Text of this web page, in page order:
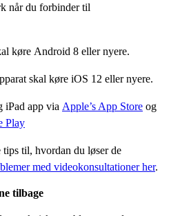
når du forbinder til
køre Android 8 eller nyere.
skal køre iOS 12 eller nyere.
iPad app via Apple’s App Store og
Play
til, hvordan du løser de
med videokonsultationer her.
tilbage